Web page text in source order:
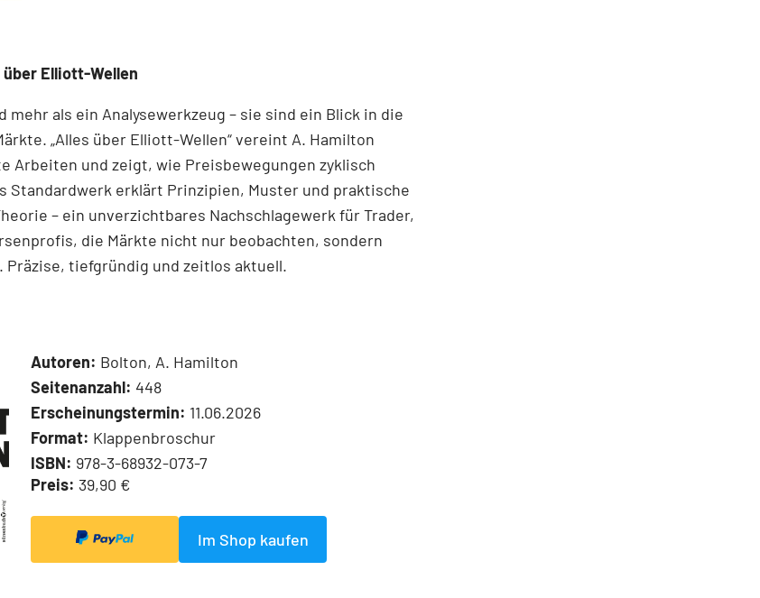
Elliott-Wellen
mehr als ein Analysewerkzeug – sie sind ein Blick in die
„Alles über Elliott-Wellen“ vereint A. Hamilton
Arbeiten und zeigt, wie Preisbewegungen zyklisch
Standardwerk erklärt Prinzipien, Muster und praktische
– ein unverzichtbares Nachschlagewerk für Trader,
die Märkte nicht nur beobachten, sondern
Präzise, tiefgründig und zeitlos aktuell.
Autoren: Bolton, A. Hamilton
Seitenanzahl: 448
Erscheinungstermin: 11.06.2026
Format: Klappenbroschur
ISBN: 978-3-68932-073-7
Preis: 39,90 €
Im Shop kaufen